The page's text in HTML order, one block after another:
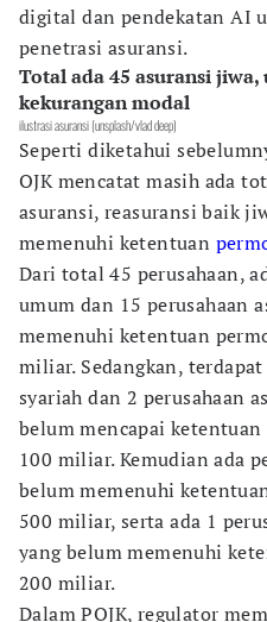
digital dan pendekatan AI
penetrasi asuransi.
Total ada 45 asuransi
kekurangan modal
ilustrasi asuransi (unsplash/vlad deep)
Seperti diketahui
OJK mencatat masih ada
asuransi, reasuransi baik
memenuhi ketentuan
Dari total 45 perusahaan,
umum dan 15 perusahaan
memenuhi ketentuan
miliar. Sedangkan,
syariah dan 2 perusahaan
belum mencapai
100 miliar. Kemudian ada
belum memenuhi
500 miliar, serta ada 1
yang belum memenuhi
200 miliar.
Dalam POJK, regulator